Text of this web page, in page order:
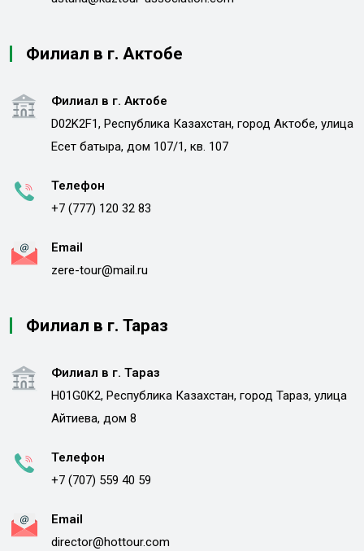
Филиал в г. Актобе
Филиал в г. Актобе
D02K2F1, Республика Казахстан, город Актобе, улица
Есет батыра, дом 107/1, кв. 107
Телефон
+7 (777) 120 32 83
Email
zere-tour@mail.ru
Филиал в г. Тараз
Филиал в г. Тараз
H01G0K2, Республика Казахстан, город Тараз, улица
Айтиева, дом 8
Телефон
+7 (707) 559 40 59
Email
director@hottour.com